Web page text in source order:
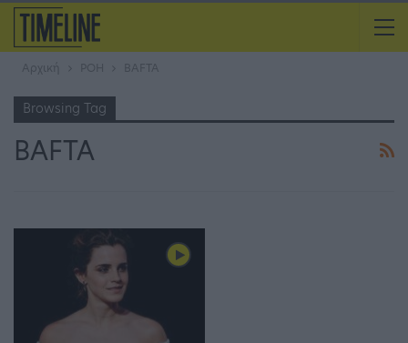
Αρχική ΡΟΗ BAFTA
Browsing Tag
BAFTA